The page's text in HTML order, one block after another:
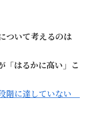
ついて考えるのは
「はるかに高い」こ
階に達していない